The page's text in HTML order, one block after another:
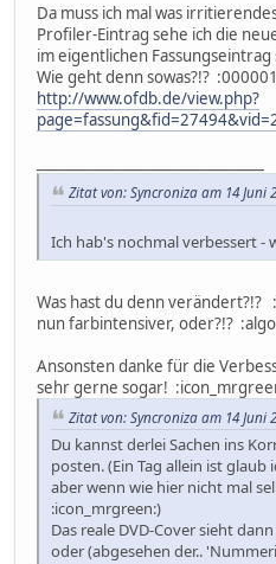
Da muss ich mal was
Profiler-Eintrag sehe ich die
im eigentlichen
Wie geht denn sowas?!?
http://www.ofdb.de/view.php?
Zitat von: Syncroniza am 14 Juni
Ich hab's nochmal verbessert -
Was hast du denn verändert?!?
nun farbintensiver, oder?!?
Ansonsten danke für die
sehr gerne sogar!
Zitat von: Syncroniza am 14 Juni
Du kannst derlei Sachen ins
posten. (Ein Tag allein ist
aber wenn wie hier nicht mal
:icon_mrgreen:)
Das reale DVD-Cover sieht
oder (abgesehen der..